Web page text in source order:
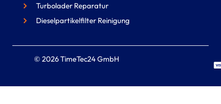
Turbolader Reparatur
Dieselpartikelfilter Reinigung
© 2026 TimeTec24 GmbH